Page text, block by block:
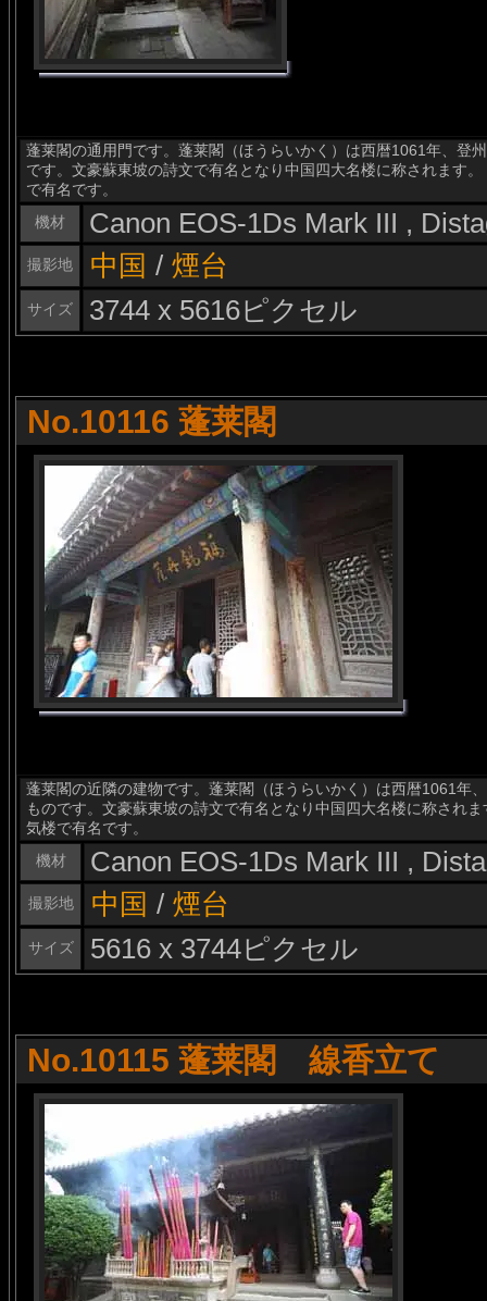
蓬莱閣の通用門です。蓬莱閣（ほうらいかく）は西暦1061年、登
です。文豪蘇東坡の詩文で有名となり中国四大名楼に称されます
で有名です。
機材
Canon EOS-1Ds Mark III ,
撮影地 中国 / 煙台
サイズ 3744 x 5616ピクセル
No.10116 蓬莱閣
蓬莱閣の近隣の建物です。蓬莱閣（ほうらいかく）は西暦1061年
ものです。文豪蘇東坡の詩文で有名となり中国四大名楼に称され
気楼で有名です。
機材
Canon EOS-1Ds Mark III ,
撮影地 中国 / 煙台
サイズ 5616 x 3744ピクセル
No.10115 蓬莱閣 線香立て